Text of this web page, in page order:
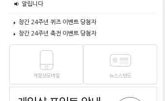
알립니다
창간 24주년 퀴즈 이벤트 당첨자
창간 24주년 축전 이벤트 당첨자
게임샷모바일 뉴스스탠드